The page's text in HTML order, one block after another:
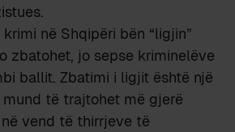
në Shqipëri bën “ligjin”
zbatohet, jo sepse kriminelëve
ballit. Zbatimi i ligjit është një
të trajtohet më gjerë
vend të thirrjeve të